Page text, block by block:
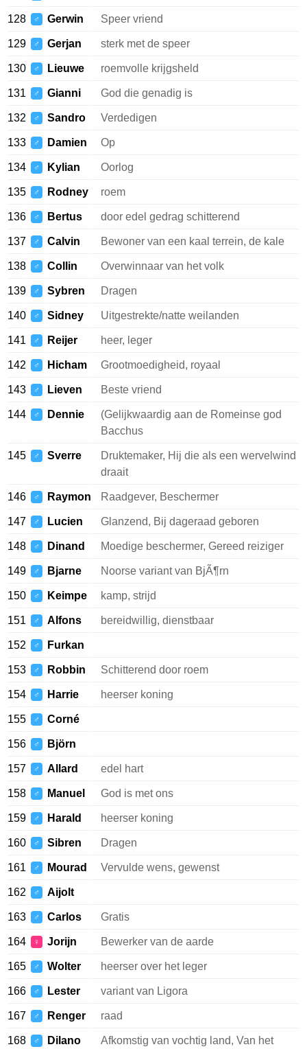
128 ♂ Gerwin Speer vriend
129 ♂ Gerjan sterk met de speer
130 ♂ Lieuwe roemvolle krijgsheld
131 ♂ Gianni God die genadig is
132 ♂ Sandro Verdedigen
133 ♂ Damien Op
134 ♂ Kylian Oorlog
135 ♂ Rodney roem
136 ♂ Bertus door edel gedrag schitterend
137 ♂ Calvin Bewoner van een kaal terrein, de kale
138 ♂ Collin Overwinnaar van het volk
139 ♂ Sybren Dragen
140 ♂ Sidney Uitgestrekte/natte weilanden
141 ♂ Reijer heer, leger
142 ♂ Hicham Grootmoedigheid, royaal
143 ♂ Lieven Beste vriend
144 ♂ Dennie
(Gelijkwaardig aan de Romeinse god
Bacchus
145 ♂ Sverre
Druktemaker, Hij die als een wervelwind
draait
146 ♂ Raymon Raadgever, Beschermer
147 ♂ Lucien Glanzend, Bij dageraad geboren
148 ♂ Dinand Moedige beschermer, Gereed reiziger
149 ♂ Bjarne Noorse variant van BjÃ¶rn
150 ♂ Keimpe kamp, strijd
151 ♂ Alfons bereidwillig, dienstbaar
152 ♂ Furkan
153 ♂ Robbin Schitterend door roem
154 ♂ Harrie heerser koning
155 ♂ Corné
156 ♂ Björn
157 ♂ Allard edel hart
158 ♂ Manuel God is met ons
159 ♂ Harald heerser koning
160 ♂ Sibren Dragen
161 ♂ Mourad Vervulde wens, gewenst
162 ♂ Aijolt
163 ♂ Carlos Gratis
164 ♀ Jorijn Bewerker van de aarde
165 ♂ Wolter heerser over het leger
166 ♂ Lester variant van Ligora
167 ♂ Renger raad
168 ♂ Dilano
Afkomstig van vochtig land, Van het